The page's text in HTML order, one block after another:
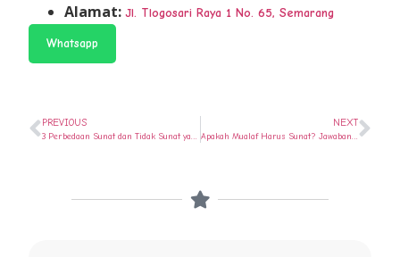
Alamat:Jl. Tlogosari Raya 1 No. 65, Semarang
Whatsapp
PREVIOUS NEXT